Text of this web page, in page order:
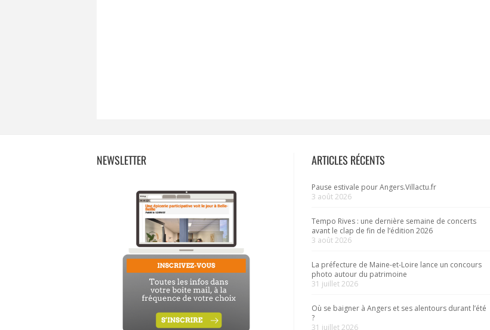
NEWSLETTER ARTICLES RÉCENTS
Pause estivale pour Angers.Villactu.fr
3 août 2026
Tempo Rives : une dernière semaine de concerts
avant le clap de fin de l’édition 2026
3 août 2026
La préfecture de Maine-et-Loire lance un concours
photo autour du patrimoine
31 juillet 2026
Où se baigner à Angers et ses alentours durant l’été
?
31 juillet 2026